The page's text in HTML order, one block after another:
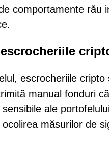
comportamente rău
escrocheriile
manual fonduri
ale
măsurilor de